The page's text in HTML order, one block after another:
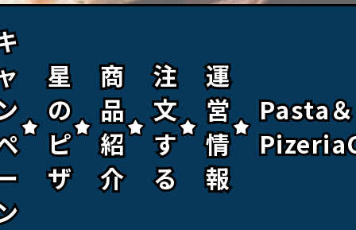
星
の
ピ
ザ
星
の
ピ
ザ
商
品
紹
介
商
品
紹
介
注
文
す
る
注
文
す
る
運
営
情
報
運
営
情
報
Pasta＆
Pasta＆